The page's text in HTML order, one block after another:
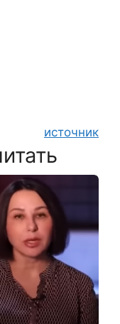
источник